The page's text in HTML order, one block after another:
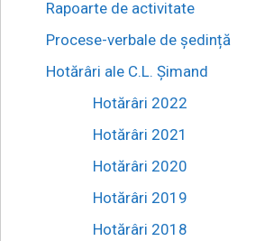
Rapoarte de activitate
Procese-verbale de ședință
Hotărâri ale C.L. Șimand
Hotărâri 2022
Hotărâri 2021
Hotărâri 2020
Hotărâri 2019
Hotărâri 2018